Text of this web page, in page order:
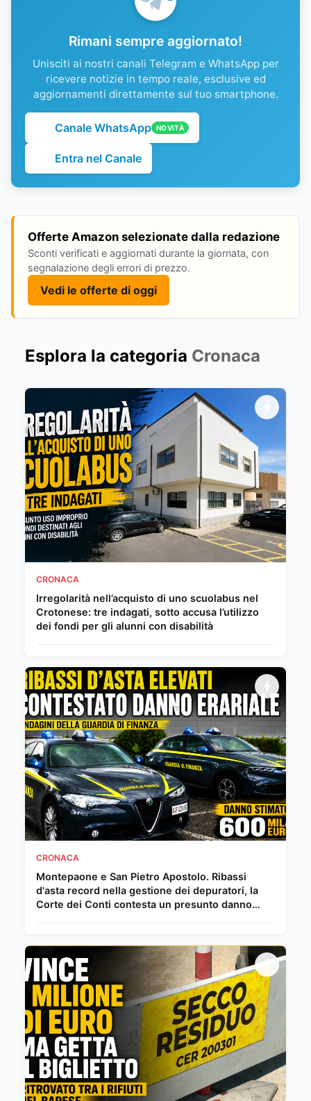
Rimani sempre aggiornato!
Unisciti ai nostri canali Telegram e WhatsApp per
ricevere notizie in tempo reale, esclusive ed
aggiornamenti direttamente sul tuo smartphone.
Canale WhatsApp NOVITÀ
Entra nel Canale
Offerte Amazon selezionate dalla redazione
Sconti verificati e aggiornati durante la giornata, con
segnalazione degli errori di prezzo.
Vedi le offerte di oggi
Esplora la categoria Cronaca
CRONACA
Irregolarità nell’acquisto di uno scuolabus nel
Crotonese: tre indagati, sotto accusa l’utilizzo
dei fondi per gli alunni con disabilità
CRONACA
Montepaone e San Pietro Apostolo. Ribassi
d'asta record nella gestione dei depuratori, la
Corte dei Conti contesta un presunto danno